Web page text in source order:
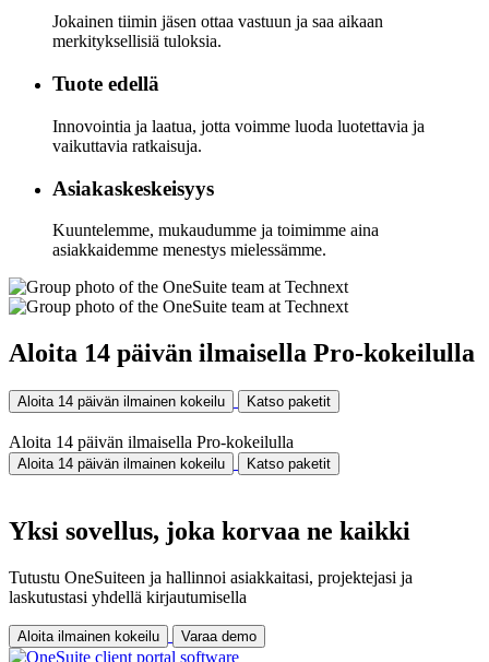
Jokainen tiimin jäsen ottaa vastuun ja saa aikaan
merkityksellisiä tuloksia.
Tuote edellä
Innovointia ja laatua, jotta voimme luoda luotettavia ja
vaikuttavia ratkaisuja.
Asiakaskeskeisyys
Kuuntelemme, mukaudumme ja toimimme aina
asiakkaidemme menestys mielessämme.
Aloita 14 päivän ilmaisella Pro-kokeilulla
Aloita 14 päivän ilmainen kokeilu Katso paketit
Aloita 14 päivän ilmaisella Pro-kokeilulla
Aloita 14 päivän ilmainen kokeilu Katso paketit
Yksi sovellus, joka korvaa ne kaikki
Tutustu OneSuiteen ja hallinnoi asiakkaitasi, projektejasi ja
laskutustasi yhdellä kirjautumisella
Aloita ilmainen kokeilu Varaa demo